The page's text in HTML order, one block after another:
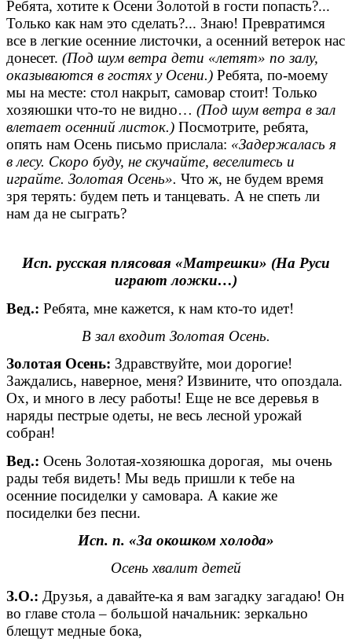
Ребята, хотите к Осени Золотой в гости попасть?...
Только как нам это сделать?... Знаю! Превратимся
все в легкие осенние листочки, а осенний ветерок нас
донесет. (Под шум ветра дети «летят» по залу,
оказываются в гостях у Осени.) Ребята, по-моему
мы на месте: стол накрыт, самовар стоит! Только
хозяюшки что-то не видно… (Под шум ветра в зал
влетает осенний листок.) Посмотрите, ребята,
опять нам Осень письмо прислала: «Задержалась я
в лесу. Скоро буду, не скучайте, веселитесь и
играйте. Золотая Осень». Что ж, не будем время
зря терять: будем петь и танцевать. А не спеть ли
нам да не сыграть?
Исп. русская плясовая «Матрешки» (На Руси
играют ложки…)
Вед.: Ребята, мне кажется, к нам кто-то идет!
В зал входит Золотая Осень.
Золотая Осень: Здравствуйте, мои дорогие!
Заждались, наверное, меня? Извините, что опоздала.
Ох, и много в лесу работы! Еще не все деревья в
наряды пестрые одеты, не весь лесной урожай
собран!
Вед.: Осень Золотая-хозяюшка дорогая, мы очень
рады тебя видеть! Мы ведь пришли к тебе на
осенние посиделки у самовара. А какие же
посиделки без песни.
Исп. п. «За окошком холода»
Осень хвалит детей
З.О.: Друзья, а давайте-ка я вам загадку загадаю! Он
во главе стола – большой начальник: зеркально
блещут медные бока,